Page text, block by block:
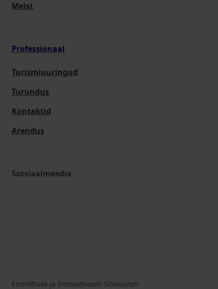
Meist
Professionaal
Turismiuuringud
Turundus
Kontaktid
Arendus
Sotsiaalmeedia
Ettevõtluse ja Innovatsiooni Sihtasutus